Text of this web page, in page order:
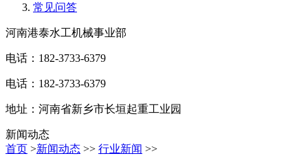
常见问答
河南港泰水工机械事业部
电话：182-3733-6379
电话：182-3733-6379
地址：河南省新乡市长垣起重工业园
新闻动态
首页 >新闻动态 >> 行业新闻 >>